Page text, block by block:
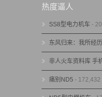
热度逼人
SS8型电力机车 -
东风归来：我所经
非人火车资料库 手
痛别ND5 - 172,432